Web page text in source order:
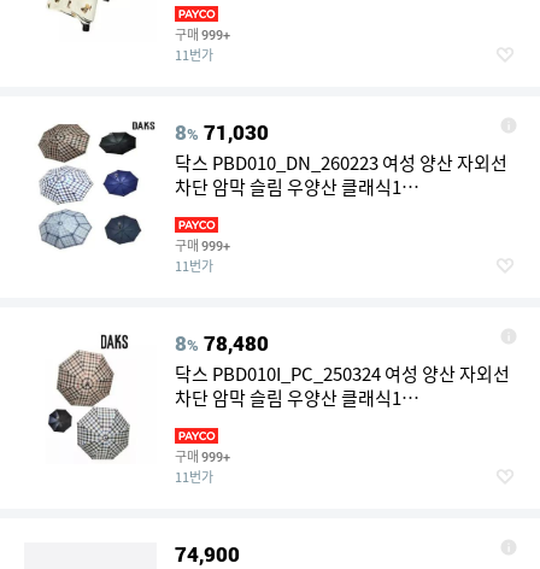
구매 999+
11번가
8% 71,030
닥스 PBD010_DN_260223 여성 양산 자외선
차단 암막 슬림 우양산 클래식1
LE1221092526
구매 999+
11번가
8% 78,480
닥스 PBD010I_PC_250324 여성 양산 자외선
차단 암막 슬림 우양산 클래식1
LE1219105330
구매 999+
11번가
74,900